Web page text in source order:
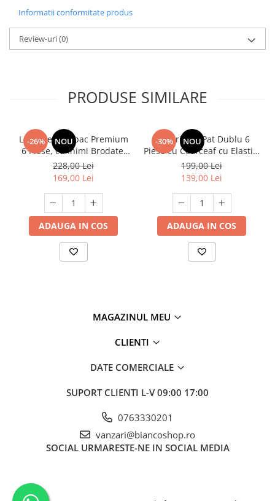
Informatii conformitate produs
Review-uri(0)
PRODUSE SIMILARE
-26% NOU
Lenjerie Bumbac Premium
6 Piese, cu Inimi Brodate,
Turcoaz
228,00 Lei
169,00 Lei
ADAUGA IN COS
-30% NOU
Lenjerie de Pat Dublu 6
Piese cu Cearceaf cu Elastic,
Bumbac Finet Premium
199,00 Lei
139,00 Lei
ADAUGA IN COS
MAGAZINUL MEU
CLIENTI
DATE COMERCIALE
SUPORT CLIENTI L-V 09:00 17:00
0763330201
vanzari@biancoshop.ro
SOCIAL URMARESTE-NE IN SOCIAL MEDIA